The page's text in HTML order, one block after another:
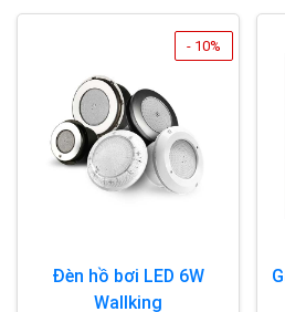
- 10%
Đèn hồ bơi LED 6W
Wallking